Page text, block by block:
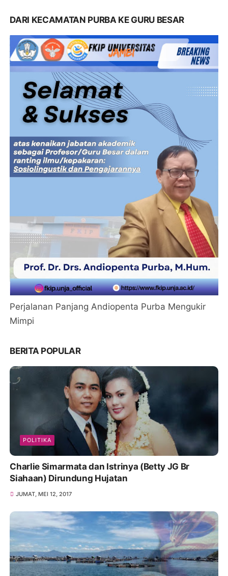
DARI KECAMATAN PURBA KE GURU BESAR
Perjalanan Panjang Andiopenta Purba Mengukir
Mimpi
BERITA POPULAR
POLITIKA
Charlie Simarmata dan Istrinya (Betty JG Br
Siahaan) Dirundung Hujatan
JUMAT, MEI 12, 2017